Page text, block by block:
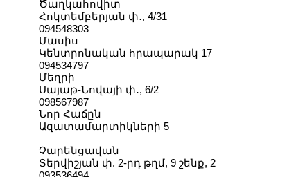
Ծաղկահովիտ
Հոկտեմբերյան փ․, 4/31
094548303
Մասիս
Կենտրոնական հրապարակ 17
094534797
Մեղրի
Սայաթ-Նովայի փ․, 6/2
098567987
Նոր Հաճըն
Ազատամարտիկների 5
Չարենցավան
Տերվիշյան փ. 2-րդ թղմ, 9 շենք, 2